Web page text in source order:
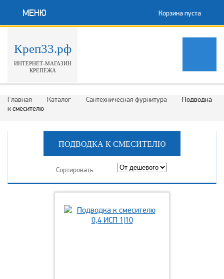
МЕНЮ Корзина пуста
Креп33.рф
ИНТЕРНЕТ-МАГАЗИН
КРЕПЕЖА
Главная Каталог Сантехническая фурнитура
Подводка
к смесителю
ПОДВОДКА К СМЕСИТЕЛЮ
Сортировать: